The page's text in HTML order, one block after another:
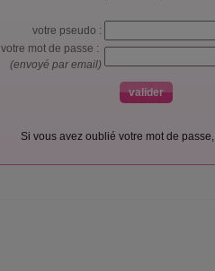
votre pseudo :
votre mot de passe :
(envoyé par email)
Si vous avez oublié votre mot de passe,